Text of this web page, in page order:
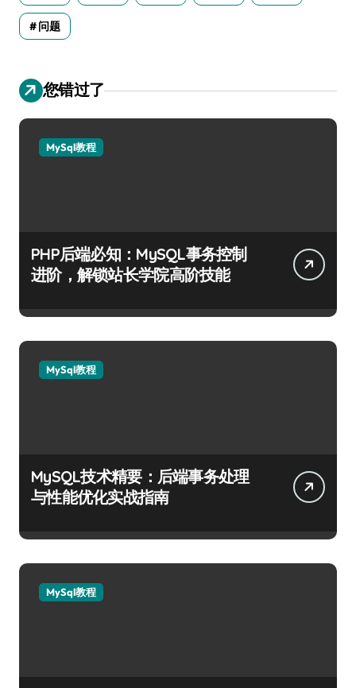
问题
您错过了
MySql教程
PHP后端必知：MySQL事务控制
进阶，解锁站长学院高阶技能
MySql教程
MySQL技术精要：后端事务处理
与性能优化实战指南
MySql教程